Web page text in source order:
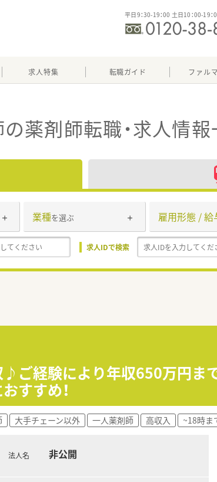
平日9：30-19：00 土日10：00-19
求人特集 転職ガイド ファル
の薬剤師転職・求人情
業種を選ぶ 雇用形態 / 給
求人IDで検索
♪ご経験により年収650万円ま
すすめ！
大手チェーン以外 一人薬剤師 高収入 ~18時ま
法人名 非公開